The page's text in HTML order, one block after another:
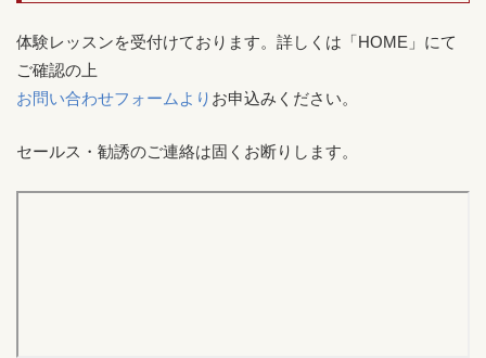
体験レッスンを受付けております。詳しくは「HOME」にて
ご確認の上
お問い合わせフォームより お申込みください。
セールス・勧誘のご連絡は固くお断りします。